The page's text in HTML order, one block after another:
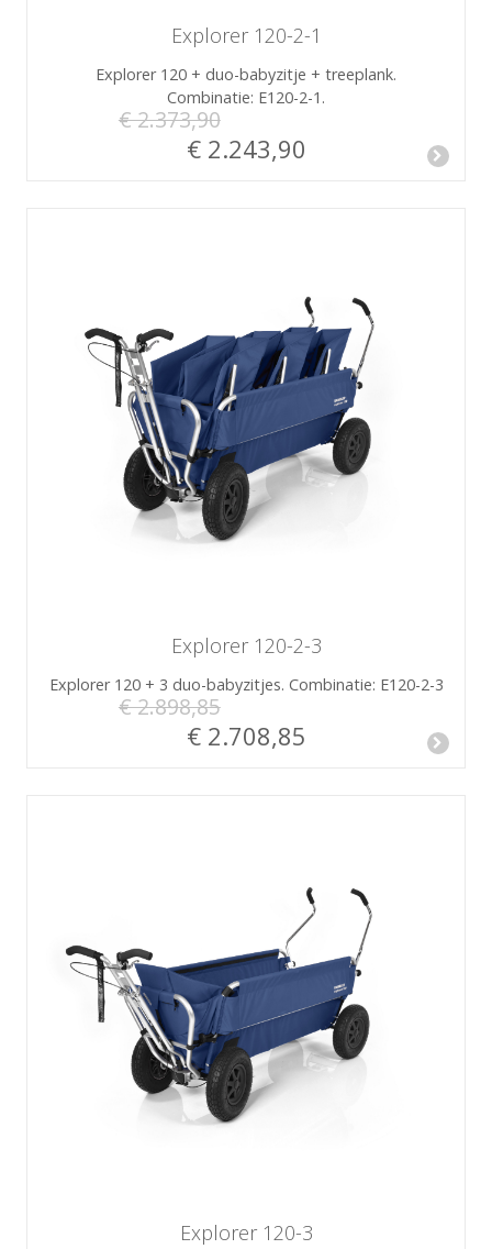
Explorer 120-2-1
Explorer 120 + duo-babyzitje + treeplank.
Combinatie: E120-2-1.
€ 2.373,90
€ 2.243,90
Explorer 120-2-3
Explorer 120 + 3 duo-babyzitjes. Combinatie: E120-2-3
€ 2.898,85
€ 2.708,85
Explorer 120-3